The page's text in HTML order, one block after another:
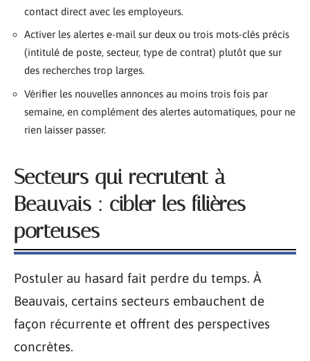
contact direct avec les employeurs.
Activer les alertes e-mail sur deux ou trois mots-clés précis
(intitulé de poste, secteur, type de contrat) plutôt que sur
des recherches trop larges.
Vérifier les nouvelles annonces au moins trois fois par
semaine, en complément des alertes automatiques, pour ne
rien laisser passer.
Secteurs qui recrutent à
Beauvais : cibler les filières
porteuses
Postuler au hasard fait perdre du temps. À
Beauvais, certains secteurs embauchent de
façon récurrente et offrent des perspectives
concrètes.